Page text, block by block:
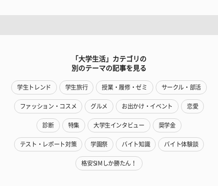
「大学生活」カテゴリの
別のテーマの記事を見る
学生トレンド 学生旅行 授業・履修・ゼミ サークル・部活
ファッション・コスメ グルメ お出かけ・イベント 恋愛
診断 特集 大学生インタビュー 奨学金
テスト・レポート対策 学園祭 バイト知識 バイト体験談
格安SIMしか勝たん！